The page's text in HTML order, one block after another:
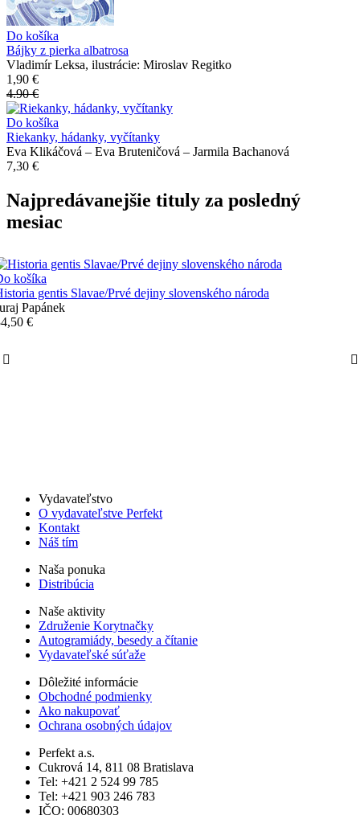
Do košíka
Bájky z pierka albatrosa
Vladimír Leksa, ilustrácie: Miroslav Regitko
1,90 €
4.90 €
Do košíka
Riekanky, hádanky, vyčítanky
Eva Klikáčová – Eva Bruteničová – Jarmila Bachanová
7,30 €
Najpredávanejšie tituly za posledný
mesiac
košíka
gentis Slavae/Prvé dejiny slovenského národa
Papánek
€
Vydavateľstvo
O vydavateľstve Perfekt
Kontakt
Náš tím
Naša ponuka
Distribúcia
Naše aktivity
Združenie Korytnačky
Autogramiády, besedy a čítanie
Vydavateľské súťaže
Dôležité informácie
Obchodné podmienky
Ako nakupovať
Ochrana osobných údajov
Perfekt a.s.
Cukrová 14, 811 08 Bratislava
Tel: +421 2 524 99 785
Tel: +421 903 246 783
IČO: 00680303